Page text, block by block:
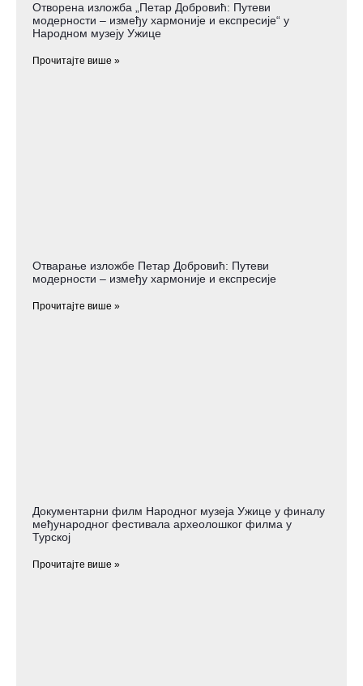
Отворена изложба „Петар Добровић: Путеви
модерности – између хармоније и експресије“ у
Народном музеју Ужице
Прочитајте више »
Отварање изложбе Петар Добровић: Путеви
модерности – између хармоније и експресије
Прочитајте више »
Документарни филм Народног музеја Ужице у финалу
међународног фестивала археолошког филма у
Турској
Прочитајте више »